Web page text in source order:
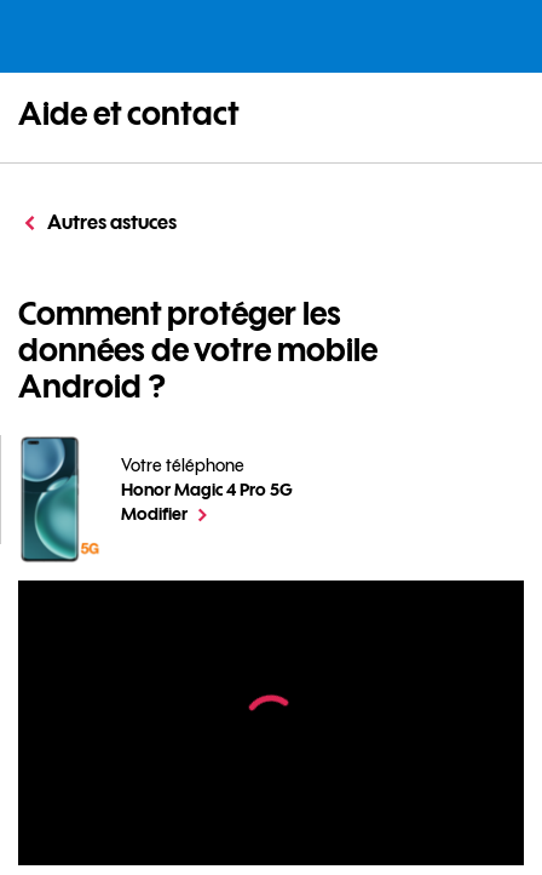
Aide et contact
Autres astuces
Comment protéger les
données de votre mobile
Android ?
Votre téléphone
Honor Magic 4 Pro 5G
Comment protéger les données de votre mobile
Modifierle téléphone sélectionné